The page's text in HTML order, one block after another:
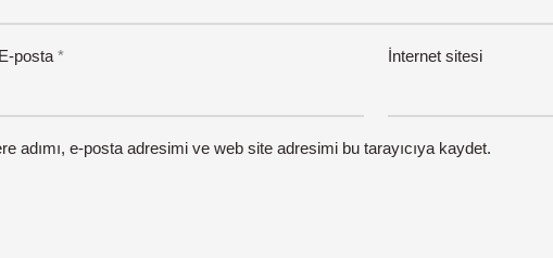
E-posta * İnternet sitesi
adımı, e-posta adresimi ve web site adresimi bu tarayıcıya kaydet.